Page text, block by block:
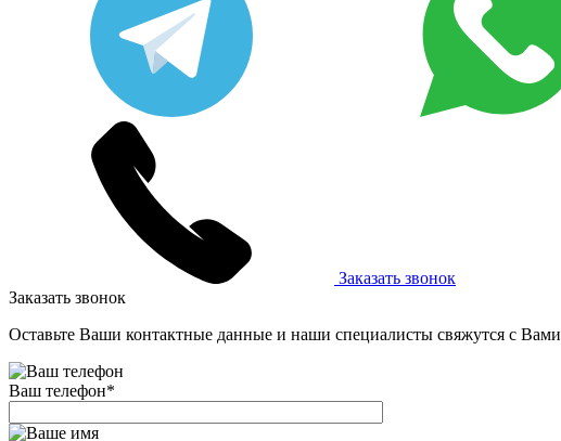
Заказать звонок
Заказать звонок
Оставьте Ваши контактные данные и наши специалисты свяжутся с
Ваш телефон*